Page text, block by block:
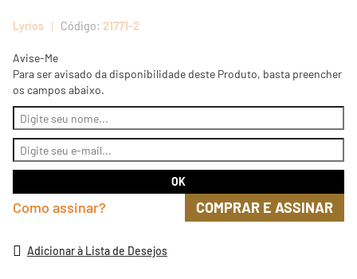
Lyrios 21771-2
Avise-Me
Para ser avisado da disponibilidade deste Produto, basta preencher
os campos abaixo.
Como assinar? COMPRAR E ASSINAR
Adicionar à Lista de Desejos